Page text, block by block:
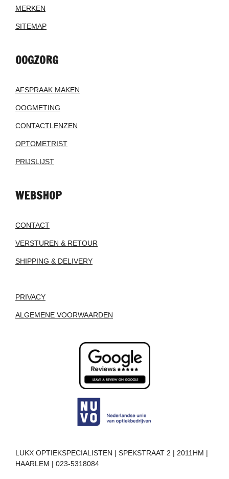
MERKEN
SITEMAP
OOGZORG
AFSPRAAK MAKEN
OOGMETING
CONTACTLENZEN
OPTOMETRIST
PRIJSLIJST
WEBSHOP
CONTACT
VERSTUREN & RETOUR
SHIPPING & DELIVERY
PRIVACY
ALGEMENE VOORWAARDEN
LUKX OPTIEKSPECIALISTEN | SPEKSTRAAT 2 | 2011HM |
HAARLEM | 023-5318084